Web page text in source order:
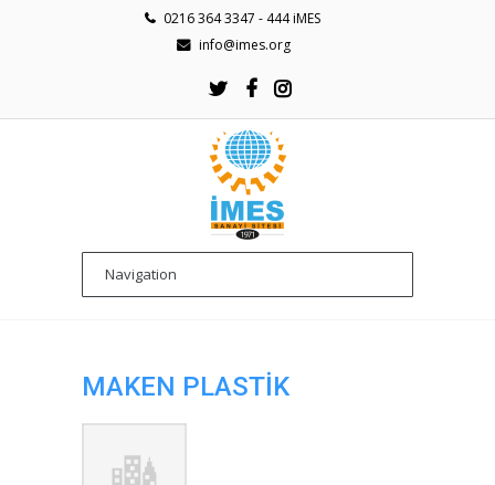
0216 364 3347 - 444 iMES
info@imes.org
MAKEN PLASTİK